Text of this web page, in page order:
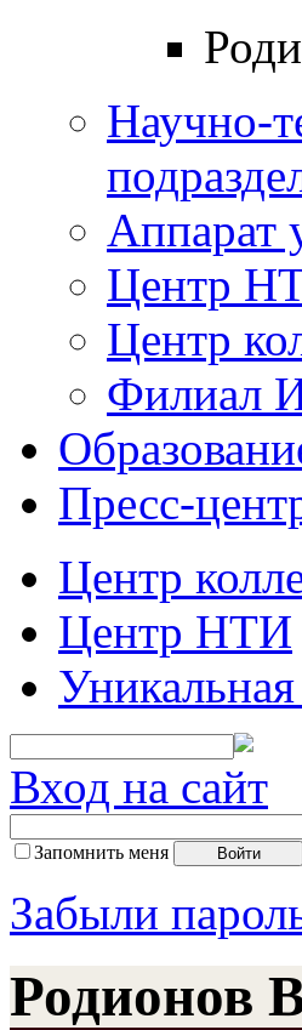
Научно-
Аппарат
Центр
Центр
Филиал
Пресс-
Центр
Центр НТИ
Вход на сайт
Запомнить меня
Забыли
Родионов